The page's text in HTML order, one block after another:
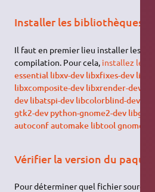
Installer les bibliothèques
Il faut en premier lieu installer les
compilation. Pour cela, installez les
essential libxv-dev libxfixes-dev
libxcomposite-dev libxrender-dev
dev libatspi-dev libcolorblind-dev
gtk2-dev python-gnome2-dev
autoconf automake libtool gnome-
Vérifier la version du paquet
Pour déterminer quel fichier source